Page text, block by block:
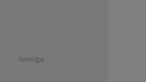
Anzeige